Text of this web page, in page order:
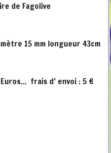
de Fagolive
15 mm longueur 43cm
frais d’ envoi : 5 €